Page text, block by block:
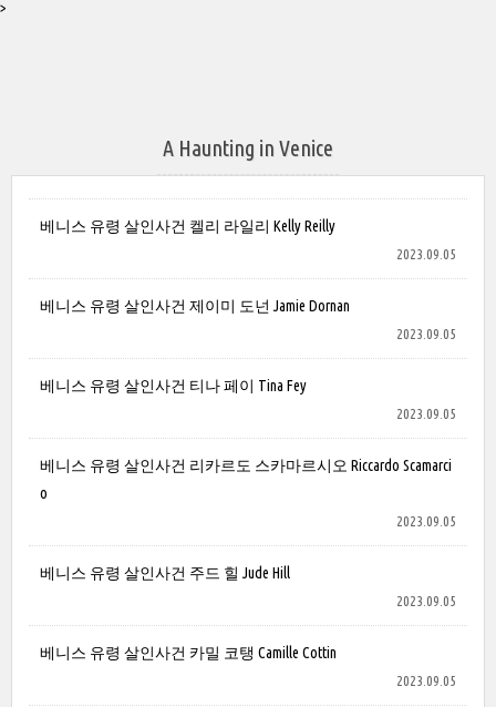
>
A Haunting in Venice
베니스 유령 살인사건 켈리 라일리 Kelly Reilly
2023.09.05
베니스 유령 살인사건 제이미 도넌 Jamie Dornan
2023.09.05
베니스 유령 살인사건 티나 페이 Tina Fey
2023.09.05
베니스 유령 살인사건 리카르도 스카마르시오 Riccardo Scamarci
o
2023.09.05
베니스 유령 살인사건 주드 힐 Jude Hill
2023.09.05
베니스 유령 살인사건 카밀 코탱 Camille Cottin
2023.09.05